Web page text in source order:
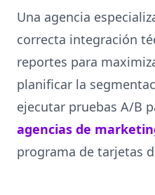
Una agencia
correcta integración
reportes para
planificar la
ejecutar pruebas A/B
agencias de
programa de tarjetas